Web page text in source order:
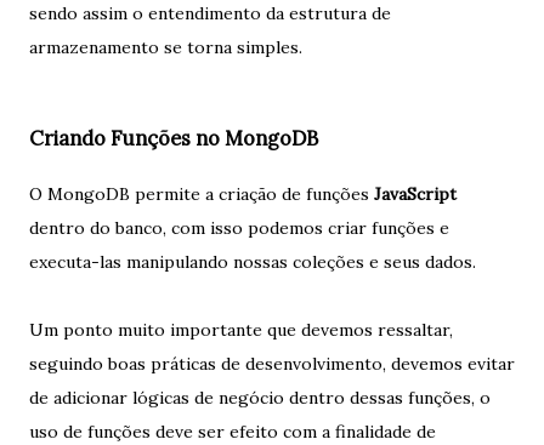
sendo assim o entendimento da estrutura de
armazenamento se torna simples.
Criando Funções no MongoDB
O MongoDB permite a criação de funções JavaScript
dentro do banco, com isso podemos criar funções e
executa-las manipulando nossas coleções e seus dados.
Um ponto muito importante que devemos ressaltar,
seguindo boas práticas de desenvolvimento, devemos evitar
de adicionar lógicas de negócio dentro dessas funções, o
uso de funções deve ser efeito com a finalidade de